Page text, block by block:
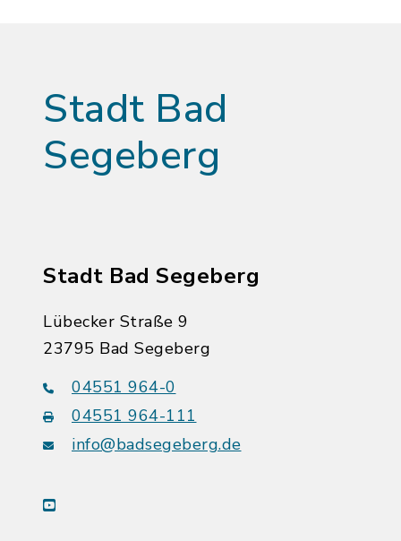
Stadt Bad
Segeberg
Stadt Bad Segeberg
Lübecker Straße 9
23795 Bad Segeberg
04551 964-0
04551 964-111
info@badsegeberg.de
youtube